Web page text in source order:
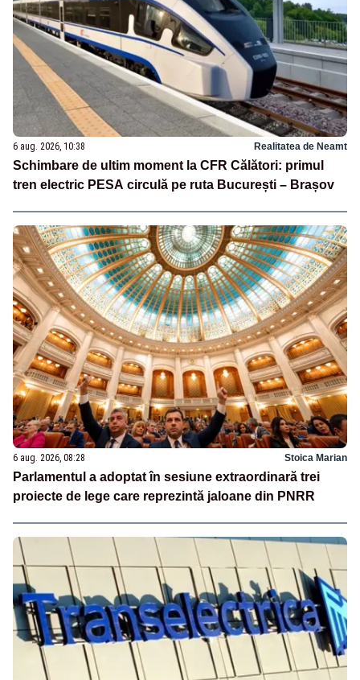
6 aug. 2026, 10:38 Realitatea de Neamt
Schimbare de ultim moment la CFR Călători: primul
tren electric PESA circulă pe ruta București – Brașov
6 aug. 2026, 08:28 Stoica Marian
Parlamentul a adoptat în sesiune extraordinară trei
proiecte de lege care reprezintă jaloane din PNRR